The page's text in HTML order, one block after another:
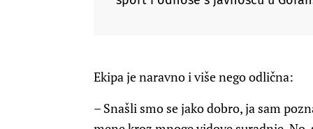
Ekipa je naravno i više nego odlična:
– Snašli smo se jako dobro, ja sam